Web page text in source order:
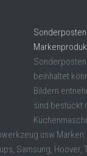
beinhaltet
Bildern
sind bestückt
usw Marken:
Samsung, Hoover,